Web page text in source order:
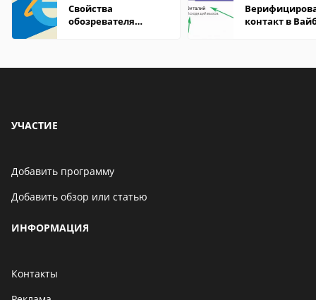
Свойства
обозревателя
контакт в
УЧАСТИЕ
Добавить программу
Добавить обзор или статью
ИНФОРМАЦИЯ
Контакты